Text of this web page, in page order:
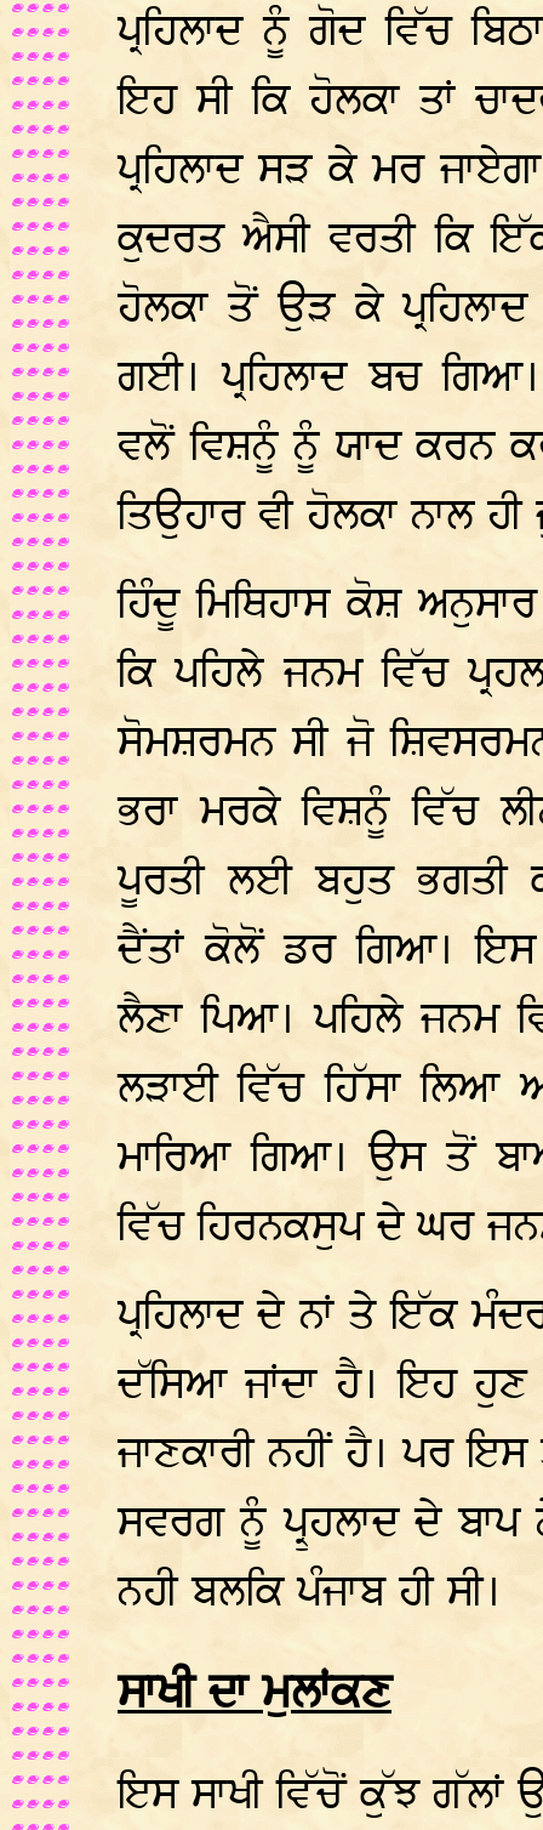
ਪ੍ਰਹਿਲਾਦ ਨੂੰ ਗੋਦ ਵਿੱਚ
ਇਹ ਸੀ ਕਿ ਹੋਲਕਾ ਤਾਂ
ਪ੍ਰਹਿਲਾਦ ਸੜ ਕੇ ਮਰ
ਕੁਦਰਤ ਐਸੀ ਵਰਤੀ ਕਿ
ਹੋਲਕਾ ਤੋਂ ਉੜ ਕੇ
ਗਈ। ਪ੍ਰਹਿਲਾਦ ਬਚ ਗਿਆ।
ਵਲੋਂ ਵਿਸ਼ਨੂੰ ਨੂੰ ਯਾਦ ਕਰਨ
ਤਿਉਹਾਰ ਵੀ ਹੋਲਕਾ ਨਾਲ
ਹਿੰਦੂ ਮਿਥਿਹਾਸ ਕੋਸ਼
ਕਿ ਪਹਿਲੇ ਜਨਮ ਵਿੱਚ
ਸੋਮਸ਼ਰਮਨ ਸੀ ਜੋ
ਭਰਾ ਮਰਕੇ ਵਿਸ਼ਨੂੰ ਵਿੱਚ
ਪੂਰਤੀ ਲਈ ਬਹੁਤ ਭਗਤੀ
ਦੈਂਤਾਂ ਕੋਲੋਂ ਡਰ ਗਿਆ।
ਲੈਣਾ ਪਿਆ। ਪਹਿਲੇ ਜਨਮ
ਲੜਾਈ ਵਿੱਚ ਹਿੱਸਾ
ਮਾਰਿਆ ਗਿਆ। ਉਸ ਤੋਂ
ਵਿੱਚ ਹਿਰਨਕਸੁਪ ਦੇ ਘਰ
ਪ੍ਰਹਿਲਾਦ ਦੇ ਨਾਂ ਤੇ ਇੱਕ
ਦੱਸਿਆ ਜਾਂਦਾ ਹੈ। ਇਹ
ਜਾਣਕਾਰੀ ਨਹੀਂ ਹੈ। ਪਰ
ਸਵਰਗ ਨੂੰ ਪ੍ਰੁਹਲਾਦ ਦੇ
ਨਹੀ ਬਲਕਿ ਪੰਜਾਬ ਹੀ ਸੀ।
ਸਾਖੀ ਦਾ ਮੁਲਾਂਕਣ
ਇਸ ਸਾਖੀ ਵਿੱਚੋਂ ਕੁੱਝ